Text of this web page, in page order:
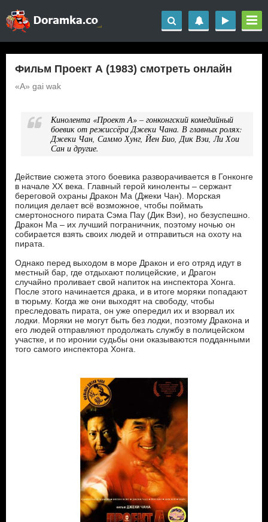
Фильм Проект А (1983) смотреть онлайн
«A» gai wak
Кинолента «Проект А» – гонконгский комедийный
боевик от режиссёра Джеки Чана. В главных ролях:
Джеки Чан, Саммо Хунг, Йен Био, Дик Вэи, Ли Хои
Сан и другие.
Действие сюжета этого боевика разворачивается в Гонконге
в начале ХХ века. Главный герой киноленты – сержант
береговой охраны Дракон Ма (Джеки Чан). Морская
полиция делает всё возможное, чтобы поймать
смертоносного пирата Сэма Пау (Дик Вэи), но безуспешно.
Дракон Ма – их лучший пограничник, поэтому ночью он
собирается взять своих людей и отправиться на охоту на
пирата.
Однако перед выходом в море Дракон и его отряд идут в
местный бар, где отдыхают полицейские, и Драгон
случайно проливает свой напиток на инспектора Хонга.
После этого начинается драка, и в итоге моряки попадают
в тюрьму. Когда же они выходят на свободу, чтобы
преследовать пирата, он уже опередил их и взорвал их
лодки. Моряки не могут быть без лодки, поэтому Дракона и
его людей отправляют продолжать службу в полицейском
участке, и по иронии судьбы они оказываются подданными
того самого инспектора Хонга.